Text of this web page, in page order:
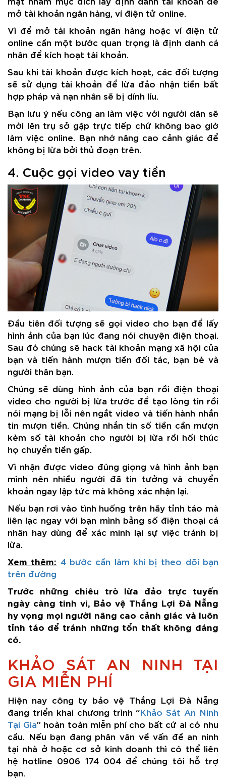
mở tài khoản ngân hàng, ví điện tử online.
Vì để mở tài khoản ngân hàng hoặc ví điện tử
online cần một bước quan trọng là định danh cá
nhân để kích hoạt tài khoản.
Sau khi tài khoản được kích hoạt, các đối tượng
sẽ sử dụng tài khoản để lừa đảo nhận tiền bất
hợp pháp và nạn nhân sẽ bị dính líu.
Bạn lưu ý nếu công an làm việc với người dân sẽ
mời lên trụ sở gặp trực tiếp chứ không bao giờ
làm việc online. Bạn nhớ nâng cao cảnh giác để
không bị lừa bởi thủ đoạn trên.
4. Cuộc gọi video vay tiền
Đầu tiên đối tượng sẽ gọi video cho bạn để lấy
hình ảnh của bạn lúc đang nói chuyện điện thoại.
Sau đó chúng sẽ hack tài khoản mạng xã hội của
bạn và tiến hành mượn tiền đối tác, bạn bè và
người thân bạn.
Chúng sẽ dùng hình ảnh của bạn rồi điện thoại
video cho người bị lừa trước để tạo lòng tin rồi
nói mạng bị lỗi nên ngắt video và tiến hành nhắn
tin mượn tiền. Chúng nhắn tin số tiền cần mượn
kèm số tài khoản cho người bị lừa rồi hối thúc
họ chuyển tiền gấp.
Vì nhận được video đúng giọng và hình ảnh bạn
mình nên nhiều người đã tin tưởng và chuyển
khoản ngay lập tức mà không xác nhận lại.
Nếu bạn rơi vào tình huống trên hãy tỉnh táo mà
liên lạc ngay với bạn mình bằng số điện thoại cá
nhân hay dùng để xác minh lại sự việc tránh bị
lừa.
Xem thêm: 4 bước cần làm khi bị theo dõi bạn
trên đường
Trước những chiêu trò lừa đảo trực tuyến
ngày càng tinh vi, Bảo vệ Thắng Lợi Đà Nẵng
hy vọng mọi người nâng cao cảnh giác và luôn
tỉnh táo để tránh những tổn thất không đáng
có.
KHẢO SÁT AN NINH TẠI
GIA MIỄN PHÍ
Hiện nay công ty bảo vệ Thắng Lợi Đà Nẵng
đang triển khai chương trình “Khảo Sát An Ninh
Tại Gia” hoàn toàn miễn phí cho bất cứ ai có nhu
cầu. Nếu bạn đang phân vân về vấn đề an ninh
tại nhà ở hoặc cơ sở kinh doanh thì có thể liên
hệ hotline 0906 174 004 để chúng tôi hỗ trợ
bạn.